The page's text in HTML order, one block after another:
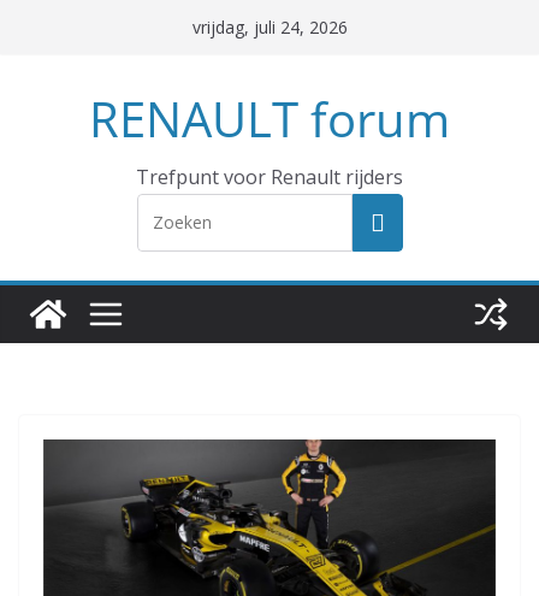
vrijdag, juli 24, 2026
RENAULT forum
Trefpunt voor Renault rijders